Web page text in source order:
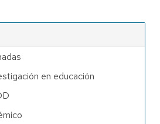
en educación